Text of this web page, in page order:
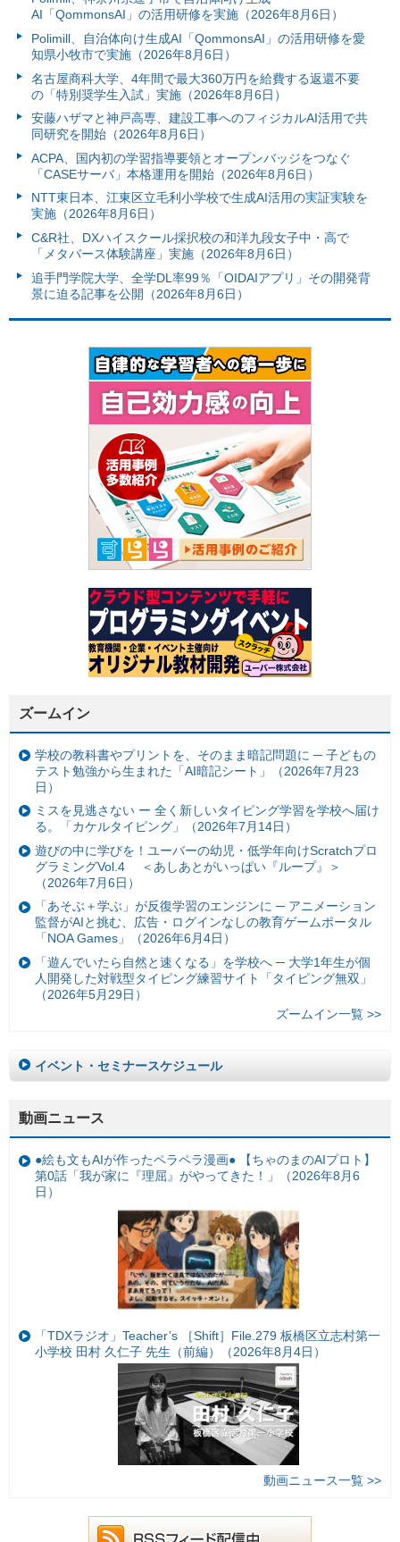
AI「QommonsAI」の活用研修を実施（2026年8月6日）
Polimill、自治体向け生成AI「QommonsAI」の活用研修を愛
知県小牧市で実施（2026年8月6日）
名古屋商科大学、4年間で最大360万円を給費する返還不要
の「特別奨学生入試」実施（2026年8月6日）
安藤ハザマと神戸高専、建設工事へのフィジカルAI活用で共
同研究を開始（2026年8月6日）
ACPA、国内初の学習指導要領とオープンバッジをつなぐ
「CASEサーバ」本格運用を開始（2026年8月6日）
NTT東日本、江東区立毛利小学校で生成AI活用の実証実験を
実施（2026年8月6日）
C&R社、DXハイスクール採択校の和洋九段女子中・高で
「メタバース体験講座」実施（2026年8月6日）
追手門学院大学、全学DL率99％「OIDAIアプリ」その開発背
景に迫る記事を公開（2026年8月6日）
ズームイン
学校の教科書やプリントを、そのまま暗記問題に ─ 子どもの
テスト勉強から生まれた「AI暗記シート」（2026年7月23
日）
ミスを見逃さない ー 全く新しいタイピング学習を学校へ届け
る。「カケルタイピング」（2026年7月14日）
遊びの中に学びを！ユーバーの幼児・低学年向けScratchプロ
グラミングVol.4 ＜あしあとがいっぱい『ループ』＞
（2026年7月6日）
「あそぶ＋学ぶ」が反復学習のエンジンに ─ アニメーション
監督がAIと挑む、広告・ログインなしの教育ゲームポータル
「NOA Games」（2026年6月4日）
「遊んでいたら自然と速くなる」を学校へ ─ 大学1年生が個
人開発した対戦型タイピング練習サイト「タイピング無双」
（2026年5月29日）
ズームイン一覧 >>
イベント・セミナースケジュール
動画ニュース
●絵も文もAIが作ったペラペラ漫画● 【ちゃのまのAIプロト】
第0話「我が家に『理屈』がやってきた！」（2026年8月6
日）
「TDXラジオ」Teacher’s ［Shift］File.279 板橋区立志村第一
小学校 田村 久仁子 先生（前編）（2026年8月4日）
動画ニュース一覧 >>